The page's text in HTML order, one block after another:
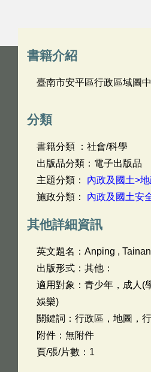
書籍介紹
臺南市安平區行政區域圖
分類
書籍分類 ：社會/科學
出版品分類：電子出版品
主題分類： 內政及國土>
施政分類： 內政及國土安
其他詳細資訊
英文題名： Anping ,
出版形式：其他：
適用對象：青少年，成人(
娛樂)
關鍵詞：行政區，地圖，
附件：無附件
頁/張/片數：1